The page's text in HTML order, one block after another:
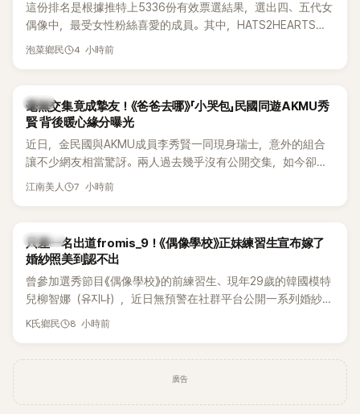
這份排名是根據推特上5336份有效票選結果，選出四、五代女
偶像中，最受女性粉絲喜愛的成員。其中，HATS2HEARTS成
員包攬了前三名，展現了她們在女性社群中的高人氣。
泡菜鄉民 4 小時前
韓星
毫無交集竟成摯友！《爸爸去哪》「小哭包」民國同遊AKMU秀
賢 背後暖心緣分曝光
近日，金民國與AKMU成員李秀賢一同現身瑞士，意外的組合
讓不少網友相當驚訝。兩人過去幾乎沒有公開交集，如今卻一
起踏上瑞士之旅，也讓粉絲紛紛好奇：「他們到底是怎麼認識
江南美人 7 小時前
K-POP
只差一名出道fromis_9！《偶像學校》正妹練習生宣布嫁了
婚紗照美到認不出
曾參加選秀節目《偶像學校》的前練習生、現年29歲的韓國模特
兒柳智娜（유지나），近日無預警在社群平台公開一系列婚紗
照，親自宣布即將步入婚姻，消息曝光後讓不少曾追看節目的
K氏鄉民 8 小時前
廣告